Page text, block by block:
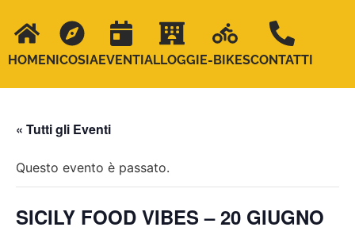
HOMENICOSIAEVENTIALLOGGIE-BIKESCONTATTI
« Tutti gli Eventi
Questo evento è passato.
SICILY FOOD VIBES – 20 GIUGNO